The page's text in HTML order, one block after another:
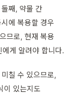
째, 약물 간
에 복용할 경우
므로, 현재 복용
게 알려야 합니다.
칠 수 있으므로,
이 있는지도